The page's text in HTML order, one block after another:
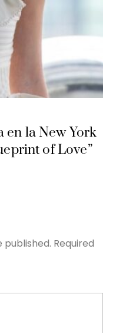
la New York
of Love”
published. Required